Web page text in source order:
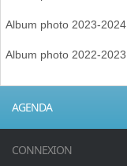
Album photo 2023-2024
Album photo 2022-2023
AGENDA
CONNEXION